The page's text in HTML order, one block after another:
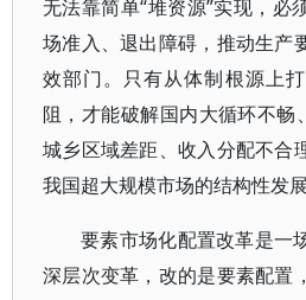
无法靠简单“堆资源”实现，必
场准入、退出障碍，推动生产
效部门。只有从体制根源上
阻，才能破解国内大循环不畅
城乡区域差距、收入分配不合
我国超大规模市场的结构性发展
要素市场化配置改革是一
深层次变革，改的是要素配置